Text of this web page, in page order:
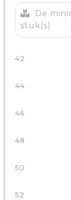
De
stuk(s)
42
44
46
48
50
52